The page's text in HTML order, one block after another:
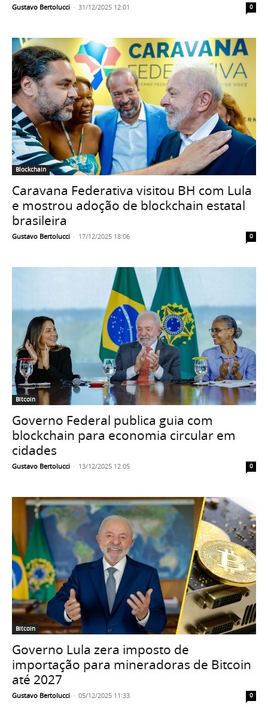
Gustavo Bertolucci - 31/12/2025 12:01 0
Blockchain
Caravana Federativa visitou BH com Lula
e mostrou adoção de blockchain estatal
brasileira
Gustavo Bertolucci - 17/12/2025 18:06 0
Bitcoin
Governo Federal publica guia com
blockchain para economia circular em
cidades
Gustavo Bertolucci - 13/12/2025 12:05 0
Bitcoin
Governo Lula zera imposto de
importação para mineradoras de Bitcoin
até 2027
Gustavo Bertolucci - 05/12/2025 11:33 0